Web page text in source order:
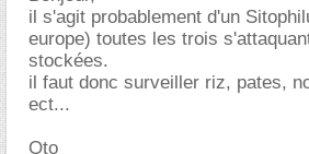
il s'agit probablement d'un
europe) toutes les trois
stockées.
il faut donc surveiller riz, pates,
ect...
Oto